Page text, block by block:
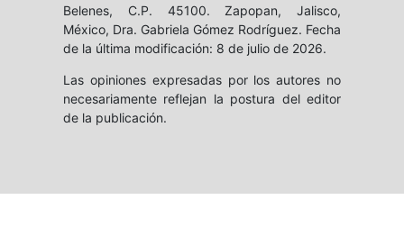
Belenes, C.P. 45100. Zapopan, Jalisco,
México, Dra. Gabriela Gómez Rodríguez. Fecha
de la última modificación: 8 de julio de 2026.
Las opiniones expresadas por los autores no
necesariamente reflejan la postura del editor
de la publicación.